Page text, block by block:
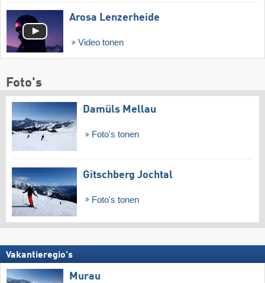
Arosa Lenzerheide
Video tonen
Foto's
Damüls Mellau
Foto's tonen
Gitschberg Jochtal
Foto's tonen
Vakantieregio's
Murau